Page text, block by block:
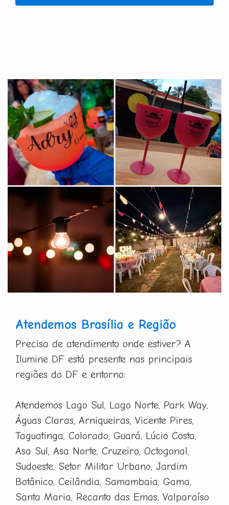
Atendemos Brasília e Região
Precisa de atendimento onde estiver? A
Ilumine DF está presente nas principais
regiões do DF e entorno:
Atendemos Lago Sul, Lago Norte, Park Way,
Águas Claras, Arniqueiras, Vicente Pires,
Taguatinga, Colorado, Guará, Lúcio Costa,
Asa Sul, Asa Norte, Cruzeiro, Octogonal,
Sudoeste, Setor Militar Urbano, Jardim
Botânico, Ceilândia, Samambaia, Gama,
Santa Maria, Recanto das Emas, Valparaíso